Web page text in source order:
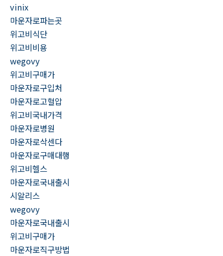
vinix
마운자로파는곳
위고비식단
위고비비용
wegovy
위고비구매가
마운자로구입처
마운자로고혈압
위고비국내가격
마운자로병원
마운자로삭센다
마운자로구매대행
위고비헬스
마운자로국내출시
시알리스
wegovy
마운자로국내출시
위고비구매가
마운자로직구방법